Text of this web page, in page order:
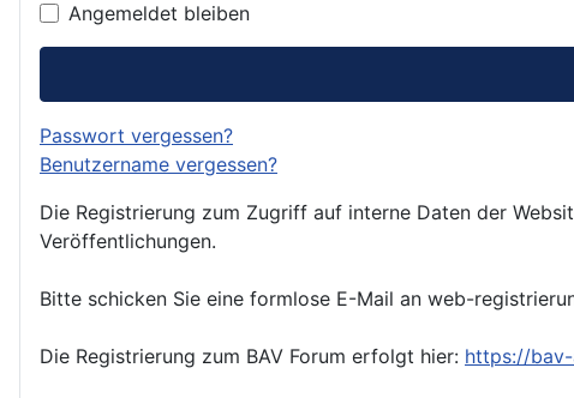
Angemeldet bleiben
Passwort vergessen?
Benutzername vergessen?
Die Registrierung zum Zugriff auf interne Daten der
Veröffentlichungen.
Bitte schicken Sie eine formlose E-Mail an web-
Die Registrierung zum BAV Forum erfolgt hier: https://